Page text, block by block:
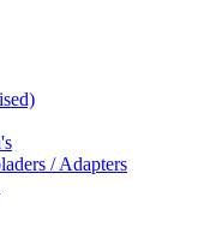
/ Adapters